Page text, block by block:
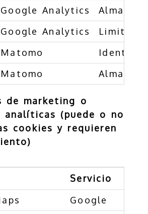
Google Analytics
Google Analytics
Limita
Matomo
Matomo
de marketing o
analíticas (puede o no
cookies y requieren
Servicio
Google